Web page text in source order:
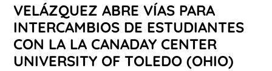
VELÁZQUEZ ABRE VÍAS PARA
INTERCAMBIOS DE ESTUDIANTES
CON LA LA CANADAY CENTER
UNIVERSITY OF TOLEDO (OHIO)